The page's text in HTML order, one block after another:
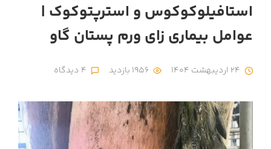
استافیلوکوکوس و استرپتوکوک |
عوامل بیماری زای ورم پستان گاو